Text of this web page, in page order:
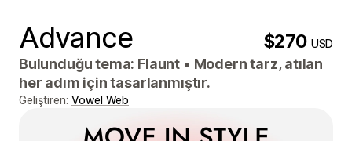
Advance $270USD
Bulunduğu tema: Flaunt • Modern tarz, atılan
her adım için tasarlanmıştır.
Geliştiren: Vowel Web